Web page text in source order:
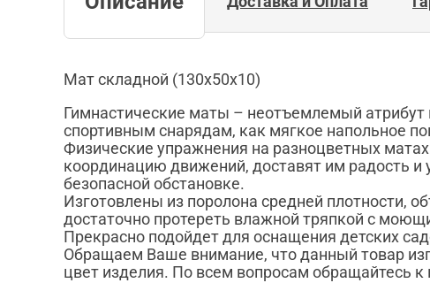
Мат складной (130х50х10)
Гимнастические маты – неотъемлемый атрибут
спортивным снарядам, как мягкое напольное
Физические упражнения на разноцветных
координацию движений, доставят им радость и
безопасной обстановке.
Изготовлены из поролона средней плотности,
достаточно протереть влажной тряпкой с
Прекрасно подойдет для оснащения детских
Обращаем Ваше внимание, что данный товар
цвет изделия. По всем вопросам обращайтесь